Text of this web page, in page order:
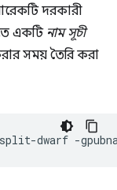
দরকারী
একটি নাম সূচী
সময় তৈরি করা
dwarf -